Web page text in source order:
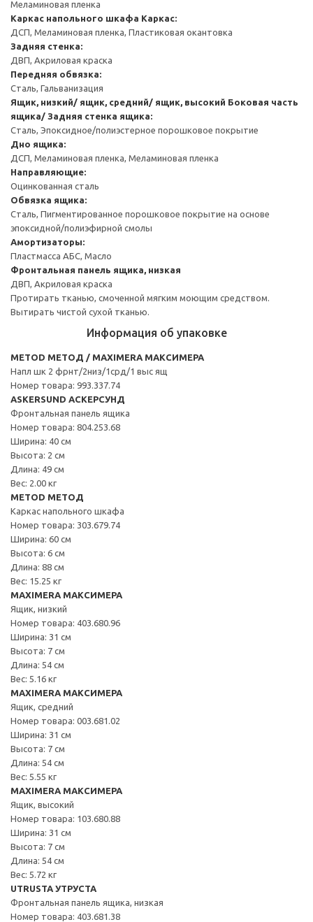
Меламиновая пленка
Каркас напольного шкафа Каркас:
ДСП, Меламиновая пленка, Пластиковая окантовка
Задняя стенка:
ДВП, Акриловая краска
Передняя обвязка:
Сталь, Гальванизация
Ящик, низкий/ ящик, средний/ ящик, высокий Боковая часть
ящика/ Задняя стенка ящика:
Сталь, Эпоксидное/полиэстерное порошковое покрытие
Дно ящика:
ДСП, Меламиновая пленка, Меламиновая пленка
Направляющие:
Оцинкованная сталь
Обвязка ящика:
Сталь, Пигментированное порошковое покрытие на основе
эпоксидной/полиэфирной смолы
Амортизаторы:
Пластмасса АБС, Масло
Фронтальная панель ящика, низкая
ДВП, Акриловая краска
Протирать тканью, смоченной мягким моющим средством.
Вытирать чистой сухой тканью.
Информация об упаковке
METOD МЕТОД / MAXIMERA МАКСИМЕРА
Напл шк 2 фрнт/2низ/1срд/1 выс ящ
Номер товара: 993.337.74
ASKERSUND АСКЕРСУНД
Фронтальная панель ящика
Номер товара: 804.253.68
Ширина: 40 см
Высота: 2 см
Длина: 49 см
Вес: 2.00 кг
METOD МЕТОД
Каркас напольного шкафа
Номер товара: 303.679.74
Ширина: 60 см
Высота: 6 см
Длина: 88 см
Вес: 15.25 кг
MAXIMERA МАКСИМЕРА
Ящик, низкий
Номер товара: 403.680.96
Ширина: 31 см
Высота: 7 см
Длина: 54 см
Вес: 5.16 кг
MAXIMERA МАКСИМЕРА
Ящик, средний
Номер товара: 003.681.02
Ширина: 31 см
Высота: 7 см
Длина: 54 см
Вес: 5.55 кг
MAXIMERA МАКСИМЕРА
Ящик, высокий
Номер товара: 103.680.88
Ширина: 31 см
Высота: 7 см
Длина: 54 см
Вес: 5.72 кг
UTRUSTA УТРУСТА
Фронтальная панель ящика, низкая
Номер товара: 403.681.38